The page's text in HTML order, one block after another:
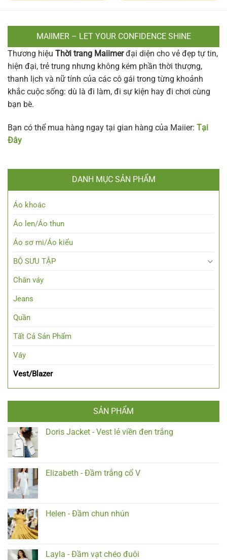
MAIIMER – LET YOUR CONFIDENCE SHINE
Thương hiệu Thời trang Maiimerđại diện cho vẻ đẹp tự tin,
hiện đại, trẻ trung nhưng không kém phần thời thượng,
thanh lịch và nữ tính của các cô gái trong từng khoảnh
khắc cuộc sống: dù là đi làm, đi sự kiện hay đi chơi cùng
bạn bè.
Bạn có thể mua hàng ngay tại gian hàng của Maiier: Tại
Đây
DANH MỤC SẢN PHẨM
Áo khoác
Áo len/Áo thun
Áo sơ mi/Áo kiểu
BỘ SƯU TẬP
Chân váy
Jeans
Quần
Tất Cả Sản Phẩm
Váy
Vest/Blazer
SẢN PHẨM
Doris Jacket - Vest lẻ viền đen trắng
Elizabeth - Đầm trắng cổ V
Helen - Đầm chun nhún
Layla - Đầm vạt chéo đuôi